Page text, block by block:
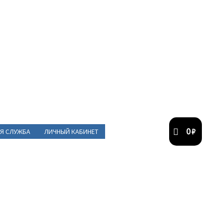
СЛУЖБА ЛИЧНЫЙ КАБИНЕТ 0₽